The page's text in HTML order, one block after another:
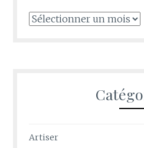
Archives
Artiser